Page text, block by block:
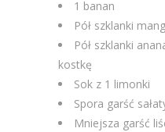
1 banan
Pół szklanki
Pół szklanki
kostkę
Sok z 1 limonki
Spora garść
Mniejsza garść